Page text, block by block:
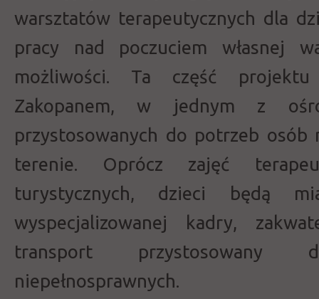
warsztatów terapeutycznych dla
pracy nad poczuciem własnej
możliwości. Ta część
Zakopanem, w jednym z
przystosowanych do potrzeb osób
terenie. Oprócz zajęć
turystycznych, dzieci będą
wyspecjalizowanej kadry,
transport
niepełnosprawnych.